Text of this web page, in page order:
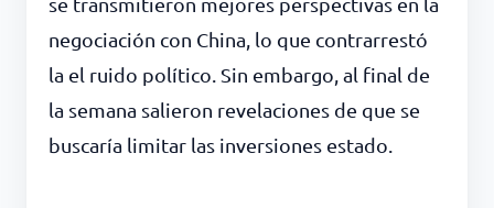
negociación con China, lo que contrarrestó
la el ruido político. Sin embargo, al final de
la semana salieron revelaciones de que se
buscaría limitar las inversiones estado.